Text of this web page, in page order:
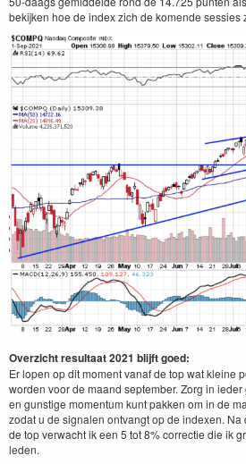
bekijken hoe de index zich de komende sessies
Overzicht resultaat 2021 blijft goed:
Er lopen op dit moment vanaf de top wat kleine
worden voor de maand september. Zorg in
en gunstige momentum kunt pakken om in de
zodat u de signalen ontvangt op de indexen.
de top verwacht ik een 5 tot 8% correctie die ik
leden.